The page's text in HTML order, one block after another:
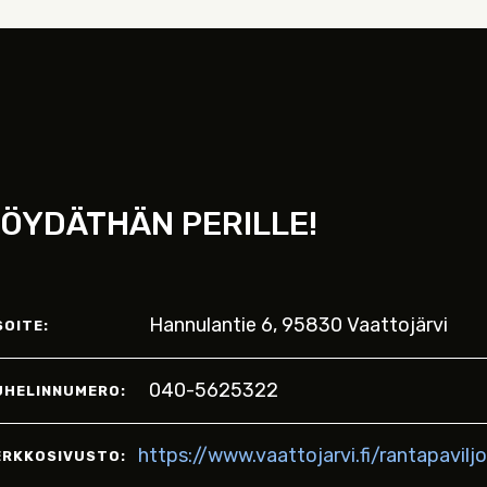
PERILLE!
Hannulantie 6, 95830 Vaattojärvi
040-5625322
https://www.vaattojarvi.fi/